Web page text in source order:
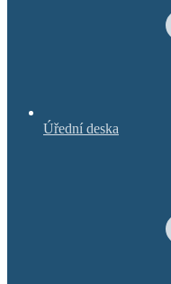
Úřední deska